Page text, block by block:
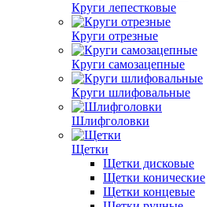
Круги лепестковые
Круги отрезные
Круги самозацепные
Круги шлифовальные
Шлифголовки
Щетки
Щетки дисковые
Щетки конические
Щетки концевые